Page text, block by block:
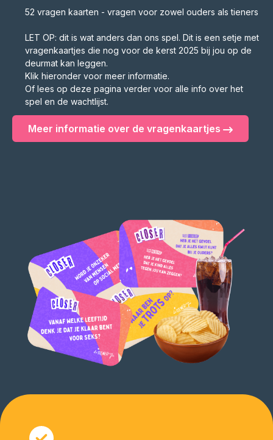
52 vragen kaarten - vragen voor zowel ouders als tieners
LET OP: dit is wat anders dan ons spel. Dit is een setje met
vragenkaartjes die nog voor de kerst 2025 bij jou op de
deurmat kan leggen.
Klik hieronder voor meer informatie.
Of lees op deze pagina verder voor alle info over het
spel en de wachtlijst.
Meer informatie over de vragenkaartjes